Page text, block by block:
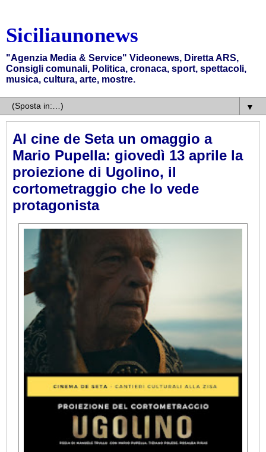
Siciliaunonews
"Agenzia Media & Service" Videonews, Diretta ARS,
Consigli comunali, Politica, cronaca, sport, spettacoli,
musica, cultura, arte, mostre.
▼
Al cine de Seta un omaggio a
Mario Pupella: giovedì 13 aprile la
proiezione di Ugolino, il
cortometraggio che lo vede
protagonista